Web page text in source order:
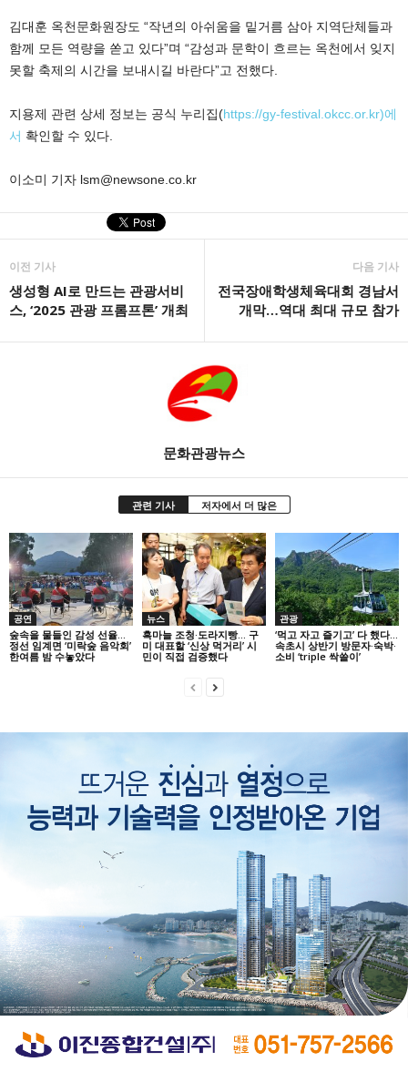
김대훈 옥천문화원장도 “작년의 아쉬움을 밑거름 삼아 지역단체들과
함께 모든 역량을 쏟고 있다”며 “감성과 문학이 흐르는 옥천에서 잊지
못할 축제의 시간을 보내시길 바란다”고 전했다.
지용제 관련 상세 정보는 공식 누리집(https://gy-festival.okcc.or.kr)에
서 확인할 수 있다.
이소미 기자 lsm@newsone.co.kr
이전 기사
생성형 AI로 만드는 관광서비
스, ‘2025 관광 프롬프톤’ 개최
다음 기사
전국장애학생체육대회 경남서
개막…역대 최대 규모 참가
문화관광뉴스
관련 기사 저자에서 더 많은
공연
숲속을 물들인 감성 선율…
정선 임계면 ‘미락숲 음악회’
한여름 밤 수놓았다
뉴스
흑마늘 조청·도라지빵… 구
미 대표할 ‘신상 먹거리’ 시
민이 직접 검증했다
관광
‘먹고 자고 즐기고’ 다 했다…
속초시 상반기 방문자·숙박·
소비 ‘triple 싹쓸이’